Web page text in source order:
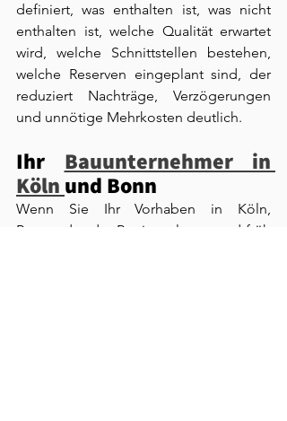
definiert, was enthalten ist, was nicht
enthalten ist, welche Qualität erwartet
wird, welche Schnittstellen bestehen,
welche Reserven eingeplant sind, der
reduziert Nachträge, Verzögerungen
und unnötige Mehrkosten deutlich.
Ihr Bauunternehmer in
Köln und Bonn
Wenn Sie Ihr Vorhaben in Köln,
Bonn oder der Region planen und früh